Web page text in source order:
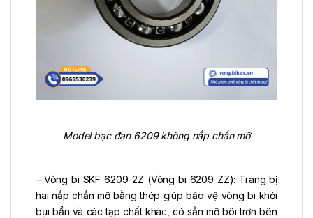
Model bạc đạn 6209 không nắp chắn mỡ
– Vòng bi SKF 6209-2Z (Vòng bi 6209 ZZ): Trang bị
hai nắp chắn mỡ bằng thép giúp bảo vệ vòng bi khỏi
bụi bẩn và các tạp chất khác, có sẵn mỡ bôi trơn bên